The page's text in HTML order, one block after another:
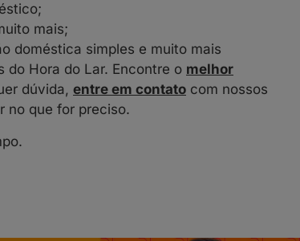
mais;
doméstica simples e muito mais
Hora do Lar. Encontre o melhor
dúvida, entre em contato com nossos
no que for preciso.